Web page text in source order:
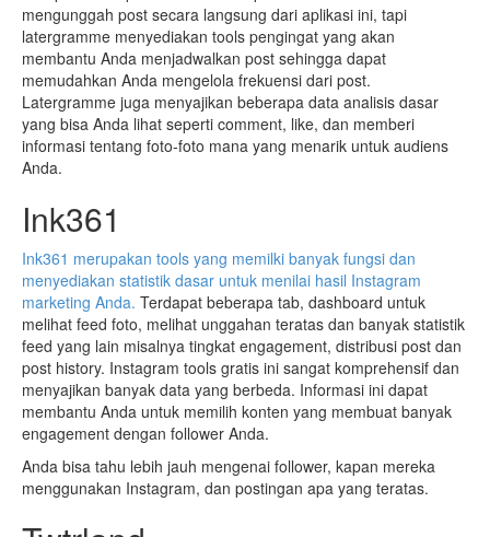
mengunggah post secara langsung dari aplikasi ini, tapi
latergramme menyediakan tools pengingat yang akan
membantu Anda menjadwalkan post sehingga dapat
memudahkan Anda mengelola frekuensi dari post.
Latergramme juga menyajikan beberapa data analisis dasar
yang bisa Anda lihat seperti comment, like, dan memberi
informasi tentang foto-foto mana yang menarik untuk audiens
Anda.
Ink361
Ink361 merupakan tools yang memilki banyak fungsi dan
menyediakan statistik dasar untuk menilai hasil Instagram
marketing Anda. Terdapat beberapa tab, dashboard untuk
melihat feed foto, melihat unggahan teratas dan banyak statistik
feed yang lain misalnya tingkat engagement, distribusi post dan
post history. Instagram tools gratis ini sangat komprehensif dan
menyajikan banyak data yang berbeda. Informasi ini dapat
membantu Anda untuk memilih konten yang membuat banyak
engagement dengan follower Anda.
Anda bisa tahu lebih jauh mengenai follower, kapan mereka
menggunakan Instagram, dan postingan apa yang teratas.